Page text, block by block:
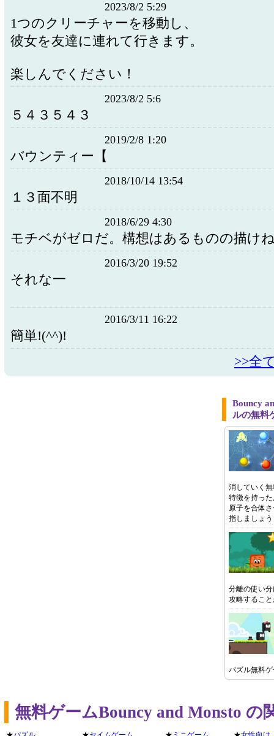
2023/8/2 5:29
1つのクリーチャーを移動し、
彼女を友達に連れて行きます。
楽しんでください！
2023/8/2 5:6
５４３５４３
2019/2/8 1:20
バウンティー【
2018/10/14 13:54
１３面不明
2018/6/29 4:30
モチベがゼロだ。構想はあるものの描け
2016/3/20 19:52
それな一
2016/3/11 16:22
簡単!(^^)!
>>全
Bouncy
ルの無料
消していく
特徴を持っ
原子を合体
指しましょう
分離の使い
攻略するこ
パズル無料
無料ゲームBouncy and Monsto の